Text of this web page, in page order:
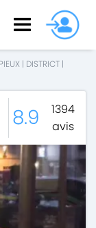
| DISTRICT |
8.9
1394
avis